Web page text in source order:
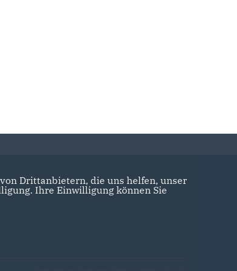
Drittanbietern, die uns helfen, unser
Ihre Einwilligung können Sie